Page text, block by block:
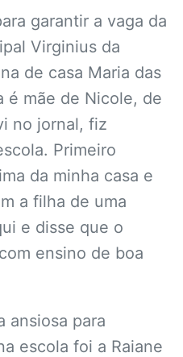
garantir a vaga da
Virginius da
de casa Maria das
é mãe de Nicole, de
no jornal, fiz
Primeiro
da minha casa e
a filha de uma
e disse que o
ensino de boa
ansiosa para
escola foi a Raiane